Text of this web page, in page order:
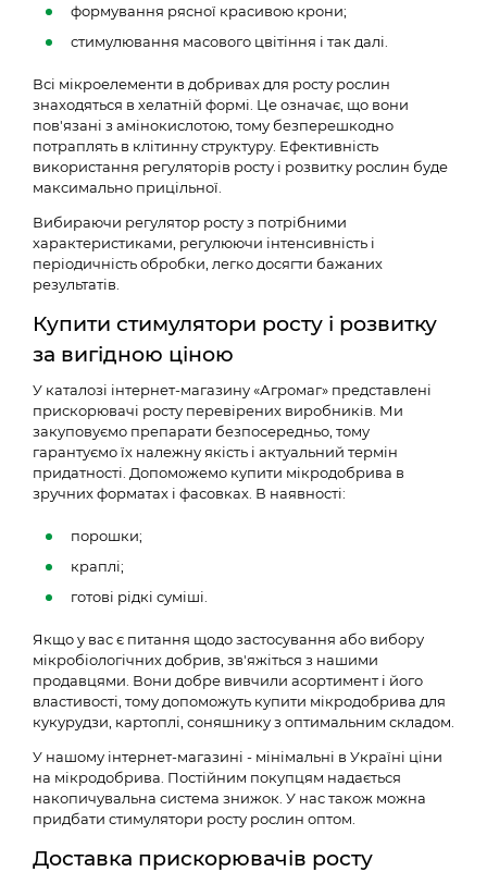
формування рясної красивою крони;
стимулювання масового цвітіння і так далі.
Всі мікроелементи в добривах для росту рослин
знаходяться в хелатній формі. Це означає, що вони
пов'язані з амінокислотою, тому безперешкодно
потраплять в клітинну структуру. Ефективність
використання регуляторів росту і розвитку рослин буде
максимально прицільної.
Вибираючи регулятор росту з потрібними
характеристиками, регулюючи інтенсивність і
періодичність обробки, легко досягти бажаних
результатів.
Купити стимулятори росту і розвитку
за вигідною ціною
У каталозі інтернет-магазину «Агромаг» представлені
прискорювачі росту перевірених виробників. Ми
закуповуємо препарати безпосередньо, тому
гарантуємо їх належну якість і актуальний термін
придатності. Допоможемо купити мікродобрива в
зручних форматах і фасовках. В наявності:
порошки;
краплі;
готові рідкі суміші.
Якщо у вас є питання щодо застосування або вибору
мікробіологічних добрив, зв'яжіться з нашими
продавцями. Вони добре вивчили асортимент і його
властивості, тому допоможуть купити мікродобрива для
кукурудзи, картоплі, соняшнику з оптимальним складом.
У нашому інтернет-магазині - мінімальні в Україні ціни
на мікродобрива. Постійним покупцям надається
накопичувальна система знижок. У нас також можна
придбати стимулятори росту рослин оптом.
Доставка прискорювачів росту